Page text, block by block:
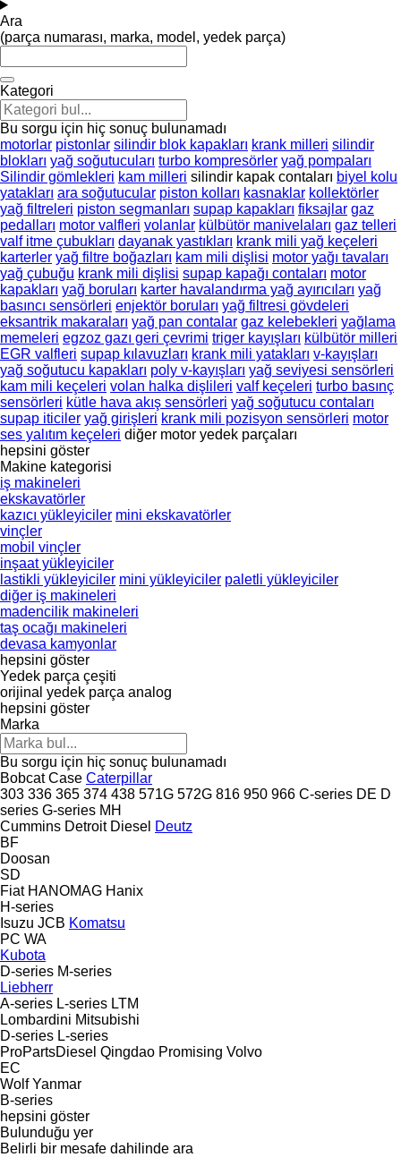
Ara
(parça numarası, marka, model, yedek parça)
Kategori
Bu sorgu için hiç sonuç bulunamadı
motorlar pistonlar silindir blok kapakları krank milleri silindir
blokları yağ soğutucuları turbo kompresörler yağ pompaları
Silindir gömlekleri kam milleri silindir kapak contaları biyel kolu
yatakları ara soğutucular piston kolları kasnaklar kollektörler
yağ filtreleri piston segmanları supap kapakları fiksajlar gaz
pedalları motor valfleri volanlar külbütör manivelaları gaz telleri
valf itme çubukları dayanak yastıkları krank mili yağ keçeleri
karterler yağ filtre boğazları kam mili dişlisi motor yağı tavaları
yağ çubuğu krank mili dişlisi supap kapağı contaları motor
kapakları yağ boruları karter havalandırma yağ ayırıcıları yağ
basıncı sensörleri enjektör boruları yağ filtresi gövdeleri
eksantrik makaraları yağ pan contalar gaz kelebekleri yağlama
memeleri egzoz gazı geri çevrimi triger kayışları külbütör milleri
EGR valfleri supap kılavuzları krank mili yatakları v-kayışları
yağ soğutucu kapakları poly v-kayışları yağ seviyesi sensörleri
kam mili keçeleri volan halka dişlileri valf keçeleri turbo basınç
sensörleri kütle hava akış sensörleri yağ soğutucu contaları
supap iticiler yağ girişleri krank mili pozisyon sensörleri motor
ses yalıtım keçeleri diğer motor yedek parçaları
hepsini göster
Makine kategorisi
iş makineleri
ekskavatörler
kazıcı yükleyiciler mini ekskavatörler
vinçler
mobil vinçler
inşaat yükleyiciler
lastikli yükleyiciler mini yükleyiciler paletli yükleyiciler
diğer iş makineleri
madencilik makineleri
taş ocağı makineleri
devasa kamyonlar
hepsini göster
Yedek parça çeşiti
orijinal yedek parça analog
hepsini göster
Marka
Bu sorgu için hiç sonuç bulunamadı
Bobcat Case Caterpillar
303 336 365 374 438 571G 572G 816 950 966 C-series DE D
series G-series MH
Cummins Detroit Diesel Deutz
BF
Doosan
SD
Fiat HANOMAG Hanix
H-series
Isuzu JCB Komatsu
PC WA
Kubota
D-series M-series
Liebherr
A-series L-series LTM
Lombardini Mitsubishi
D-series L-series
ProPartsDiesel Qingdao Promising Volvo
EC
Wolf Yanmar
B-series
hepsini göster
Bulunduğu yer
Belirli bir mesafe dahilinde ara